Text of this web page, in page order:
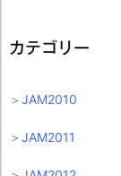
カテゴリー
＞JAM2010
＞JAM2011